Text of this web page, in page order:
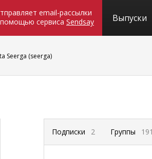
email-рассылки
сервиса Sendsay Выпуски
Seerga (seerga)
Подписки 2 Группы 191